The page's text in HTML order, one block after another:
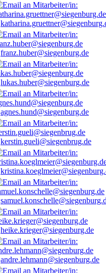
franz.huber@siegenburg.de
lukas.huber@siegenburg.de
agnes.hund@siegenburg.de
kerstin.gueli@siegenbrug.de
heike.krieger@siegenburg.de
andre.lehmann@siegenburg.de